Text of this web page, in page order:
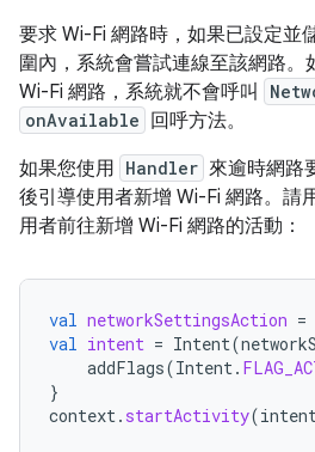
要求 Wi-Fi 網路時，如果已設定並
圍內，系統會嘗試連線至該網路。
Wi-Fi 網路，系統就不會呼叫
onAvailable
回呼方法。
如果您使用 Handler 來逾時網路
後引導使用者新增 Wi-Fi 網路。請
用者前往新增 Wi-Fi 網路的活動：
val networkSettingsAction =
val intent = Intent(
addFlags(Intent.
}
context. startActivity(